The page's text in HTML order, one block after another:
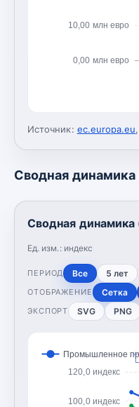
0,00 млн евро
10,00 млн евро
Источник: ec.europa.eu,
Сводная
Сводная динамика
Ед. изм.: индекс
ПЕРИОД Все 5 лет
ОТОБРАЖЕНИЕ Сетка
ЭКСПОРТ SVG PNG
100,0 индекс
120,0 индекс
Промышленное